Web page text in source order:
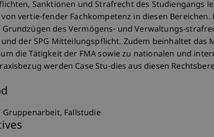
Sanktionen und Strafrecht des Studiengangs
vertie-fender Fachkompetenz in diesen Bereichen.
des Vermögens- und Verwaltungs-
der SPG Mitteilungspflicht. Zudem beinhaltet das
die Tätigkeit der FMA sowie zu nationalen und
werden Case Stu-dies aus diesen
Fallstudie